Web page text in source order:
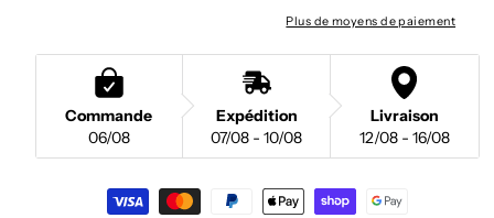
Plus de moyens de paiement
Commande
06/08
Expédition
07/08 - 10/08
Livraison
12/08 - 16/08